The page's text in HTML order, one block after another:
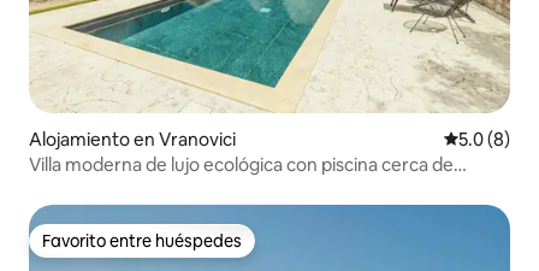
Alojamiento en Vranovici
5.0 (8)
Villa moderna de lujo ecológica con piscina cerca de
Favorito entre huéspedes
Favorito entre huéspedes